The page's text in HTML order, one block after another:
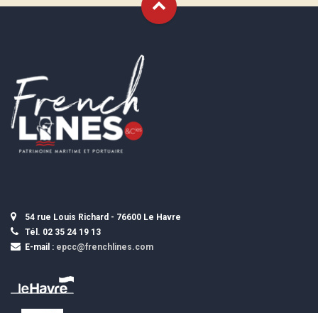
54 rue Louis Richard - 76600 Le Havre
Tél. 02 35 24 19 13
E-mail : epcc@frenchlines.com